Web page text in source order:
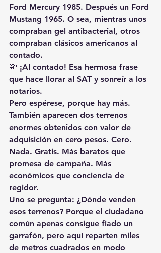
Ford Mercury 1985. Después un Ford
Mustang 1965. O sea, mientras unos
compraban gel antibacterial, otros
compraban clásicos americanos al
contado.
💸 ¡Al contado! Esa hermosa frase
que hace llorar al SAT y sonreír a los
notarios.
Pero espérese, porque hay más.
También aparecen dos terrenos
enormes obtenidos con valor de
adquisición en cero pesos. Cero.
Nada. Gratis. Más baratos que
promesa de campaña. Más
económicos que conciencia de
regidor.
Uno se pregunta: ¿Dónde venden
esos terrenos? Porque el ciudadano
común apenas consigue fiado un
garrafón, pero aquí reparten miles
de metros cuadrados en modo